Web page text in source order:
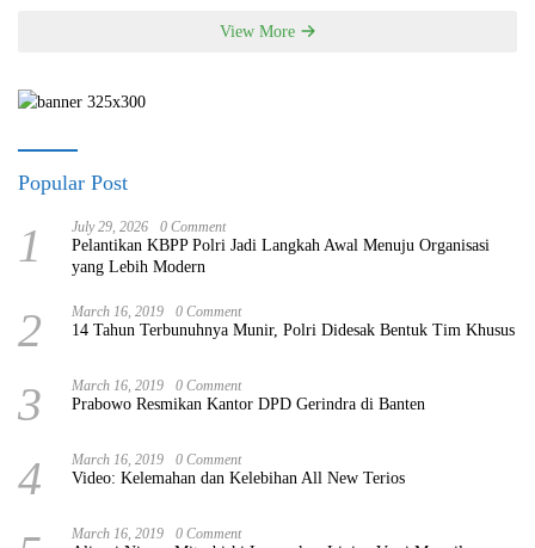
View More
Popular Post
1 July 29, 2026 0 Comment
Pelantikan KBPP Polri Jadi Langkah Awal Menuju Organisasi
yang Lebih Modern
2 March 16, 2019 0 Comment
14 Tahun Terbunuhnya Munir, Polri Didesak Bentuk Tim Khusus
3 March 16, 2019 0 Comment
Prabowo Resmikan Kantor DPD Gerindra di Banten
4 March 16, 2019 0 Comment
Video: Kelemahan dan Kelebihan All New Terios
March 16, 2019 0 Comment